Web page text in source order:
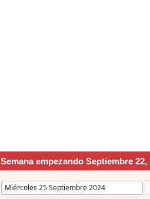
Semana empezando Septiembre 22,